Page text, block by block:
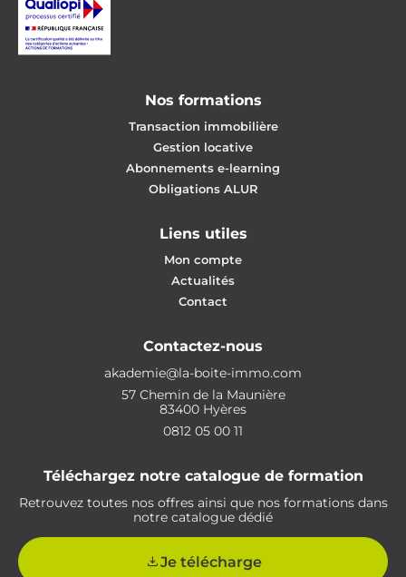
Nos formations
Transaction immobilière
Gestion locative
Abonnements e-learning
Obligations ALUR
Liens utiles
Mon compte
Actualités
Contact
Contactez-nous
akademie@la-boite-immo.com
57 Chemin de la Maunière
83400 Hyères
0812 05 00 11
Téléchargez notre catalogue de formation
Retrouvez toutes nos offres ainsi que nos formations dans
notre catalogue dédié
Je télécharge